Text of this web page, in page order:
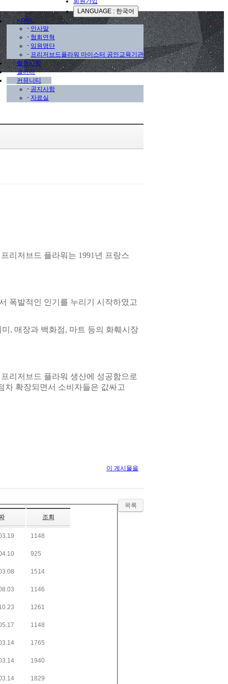
LANGUAGE : 한국어
KPAA
- 인사말
- 협회연혁
- 임원명단
- 프리저브드플라워 마이스터 공인교육기관
활동사항
갤러리
커뮤니티
- 공지사항
- 자료실
리저브드 플라워는 1991 년 프랑스
폭발적인 인기를 누리기 시작하였고
, 매장과 백화점, 마트 등의 화훼시장
리저브드 플라워 생산에 성공함으로
차 확장되면서 소비자들은 값싸고
이 게시물을
목록
조회
1148
925
1514
1146
1261
1148
1765
1940
1829